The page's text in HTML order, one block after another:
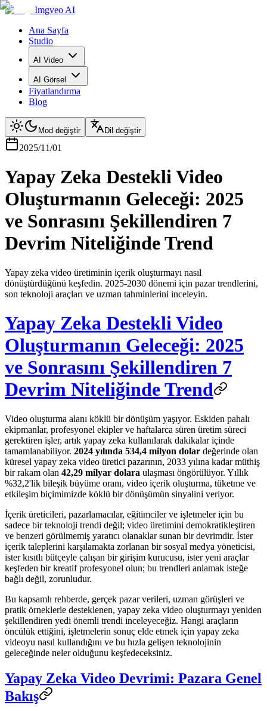
Imgveo AI
Ana Sayfa
Studio
AI Video
AI Görsel
Fiyatlandırma
Blog
Mod değiştir Dil değiştir
2025/11/01
Yapay Zeka Destekli Video
Oluşturmanın Geleceği: 2025
ve Sonrasını Şekillendiren 7
Devrim Niteliğinde Trend
Yapay zeka video üretiminin içerik oluşturmayı nasıl
dönüştürdüğünü keşfedin. 2025-2030 dönemi için pazar trendlerini,
son teknoloji araçları ve uzman tahminlerini inceleyin.
Yapay Zeka Destekli Video
Oluşturmanın Geleceği: 2025
ve Sonrasını Şekillendiren 7
Devrim Niteliğinde Trend
Video oluşturma alanı köklü bir dönüşüm yaşıyor. Eskiden pahalı
ekipmanlar, profesyonel ekipler ve haftalarca süren üretim süreci
gerektiren işler, artık yapay zeka kullanılarak dakikalar içinde
tamamlanabiliyor. 2024 yılında 534,4 milyon dolar değerinde olan
küresel yapay zeka video üretici pazarının, 2033 yılına kadar müthiş
bir rakam olan 42,29 milyar dolara ulaşması öngörülüyor. Yıllık
%32,2'lik bileşik büyüme oranı, video içerik oluşturma, tüketme ve
etkileşim biçimimizde köklü bir dönüşümün sinyalini veriyor.
İçerik üreticileri, pazarlamacılar, eğitimciler ve işletmeler için bu
sadece bir teknoloji trendi değil; video üretimini demokratikleştiren
ve benzeri görülmemiş yaratıcı olanaklar sunan bir devrimdir. İster
içerik taleplerini karşılamakta zorlanan bir sosyal medya yöneticisi,
ister kısıtlı bütçeyle çalışan bir girişim kurucusu, ister yeni araçlar
keşfeden bir kreatif profesyonel olun; bu trendleri anlamak isteğe
bağlı değil, zorunludur.
Bu kapsamlı rehberde, gerçek pazar verileri, uzman görüşleri ve
pratik örneklerle desteklenen, yapay zeka video oluşturmayı yeniden
şekillendiren yedi önemli trendi inceleyeceğiz. Hangi araçların
öncülük ettiğini, işletmelerin sonuç elde etmek için yapay zeka
videoyu nasıl kullandığını ve bu hızla gelişen teknolojinin
geleceğinde neler olduğunu keşfedeceksiniz.
Yapay Zeka Video Devrimi: Pazara Genel
Bakış